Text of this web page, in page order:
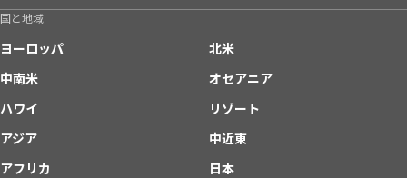
国と地域
ヨーロッパ
北米
中南米
オセアニア
ハワイ
リゾート
アジア
中近東
アフリカ
日本